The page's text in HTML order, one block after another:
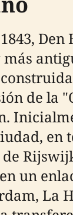
Den
de la
en
un
La